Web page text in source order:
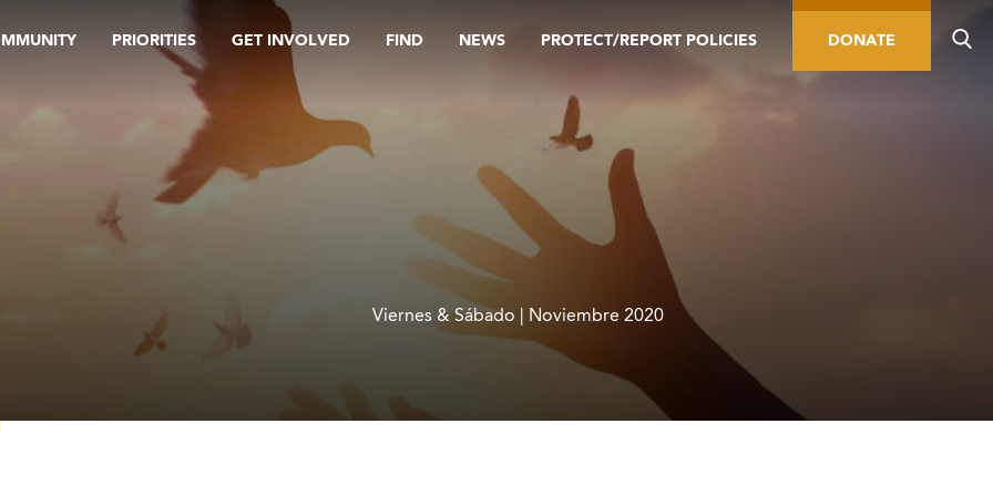
PRIORITIES GET INVOLVED FIND NEWS PROTECT/REPORT POLICIES DONATE
Viernes & Sábado | Noviembre 2020